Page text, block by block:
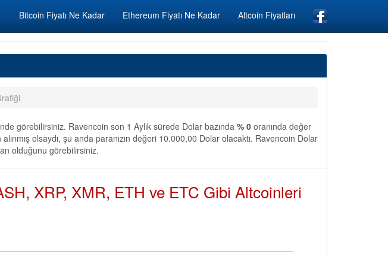
Bitcoin Fiyatı Ne Kadar Ethereum Fiyatı Ne Kadar Altcoin Fiyatları
görebilirsiniz. Ravencoin son 1 Aylık sürede Dolar bazında % 0 oranında değer
olsaydı, şu anda paranızın değeri 10.000,00 Dolar olacaktı. Ravencoin Dolar
olduğunu görebilirsiniz.
XRP, XMR, ETH ve ETC Gibi Altcoinleri